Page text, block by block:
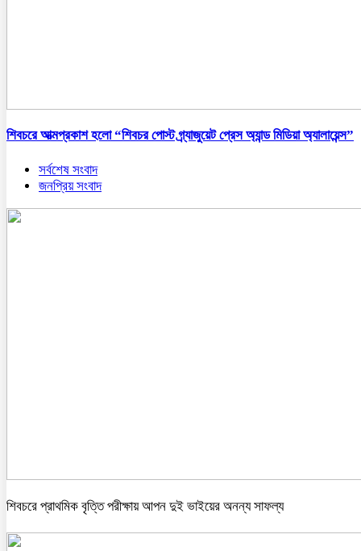
শিবচরে আত্মপ্রকাশ হলো “শিবচর পোস্ট গ্র্যাজুয়েট প্রেস অ্যান্ড মিডিয়া অ্যালায়েন্স”
সর্বশেষ সংবাদ
জনপ্রিয় সংবাদ
শিবচরে প্রাথমিক বৃত্তি পরীক্ষায় আপন দুই ভাইয়ের অনন্য সাফল্য